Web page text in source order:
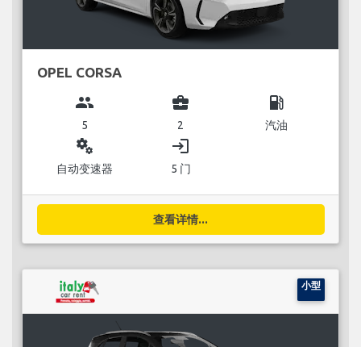
OPEL CORSA
group
5
business_center
2
local_gas_station
汽油
miscellaneous_services
自动变速器
login
5 门
查看详情...
小型